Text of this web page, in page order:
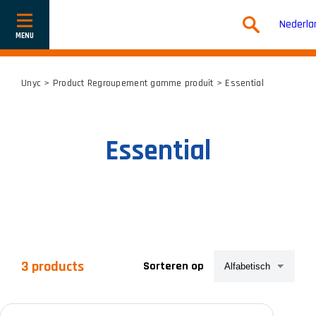
Toon
of
Unyc > Product Regroupement gamme produit > Essential
Essential
Productcategorieën
3 products Sorteren op